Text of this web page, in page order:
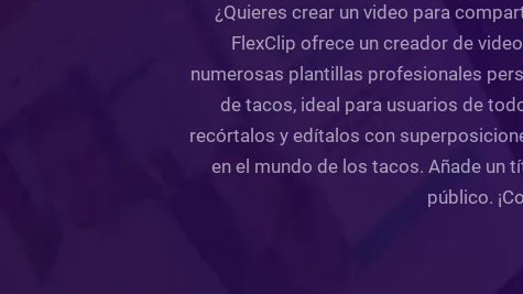
¿Quieres crear un video para
FlexClip ofrece un creador de
numerosas plantillas profesionales
de tacos, ideal para usuarios de
recórtalos y edítalos con
en el mundo de los tacos. Añade un
público.